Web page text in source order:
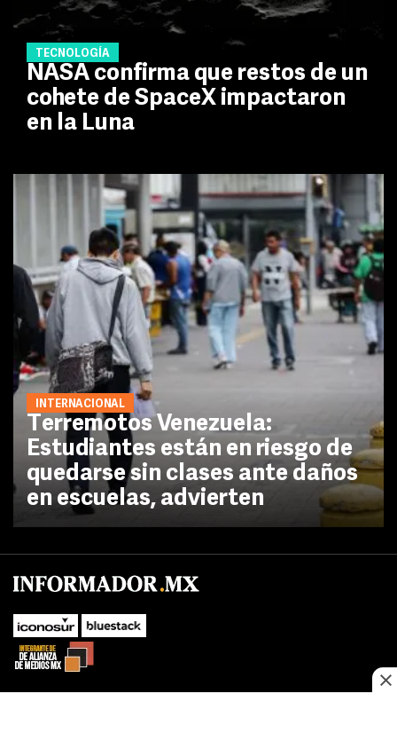
TECNOLOGÍA
NASA confirma que restos de un
cohete de SpaceX impactaron
en la Luna
INTERNACIONAL
Terremotos Venezuela:
Estudiantes están en riesgo de
quedarse sin clases ante daños
en escuelas, advierten